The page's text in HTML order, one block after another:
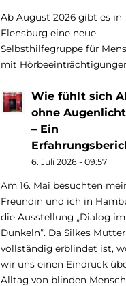
Ab August 2026 gibt es in
Flensburg eine neue
Selbsthilfegruppe für
mit
Wie fühlt sich
ohne
– Ein
6. Juli 2026 - 09:57
Am 16. Mai besuchten
Freundin und ich in
die Ausstellung „Dialog im
Dunkeln“. Da Silkes Mutter
vollständig erblindet ist,
wir uns einen Eindruck
Alltag von blinden